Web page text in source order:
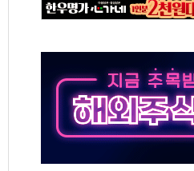
당 20~30mm 강한 비...가뭄 해소될 듯
륙 곳곳 소나기
·진천 35도, 곳곳 소나기
청 출범…피해자들 '범죄 사각지대'
새판 짠다…'자율규제단체' 타진